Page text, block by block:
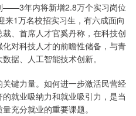
年内将新增2.8万个实习岗位
1万名校招实习生，有六成面向
、首席人才官奚丹称，在科技创
对科技人才的前瞻性储备，与青
据、人工智能技术创新。
键力量。如何进一步激活民营经
就业吸纳力和就业吸引力，是当
充分就业的重要课题。